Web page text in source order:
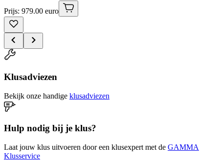
Prijs: 979.00 euro
Klusadviezen
Bekijk onze handige klusadviezen
Hulp nodig bij je klus?
Laat jouw klus uitvoeren door een klusexpert met de GAMMA
Klusservice